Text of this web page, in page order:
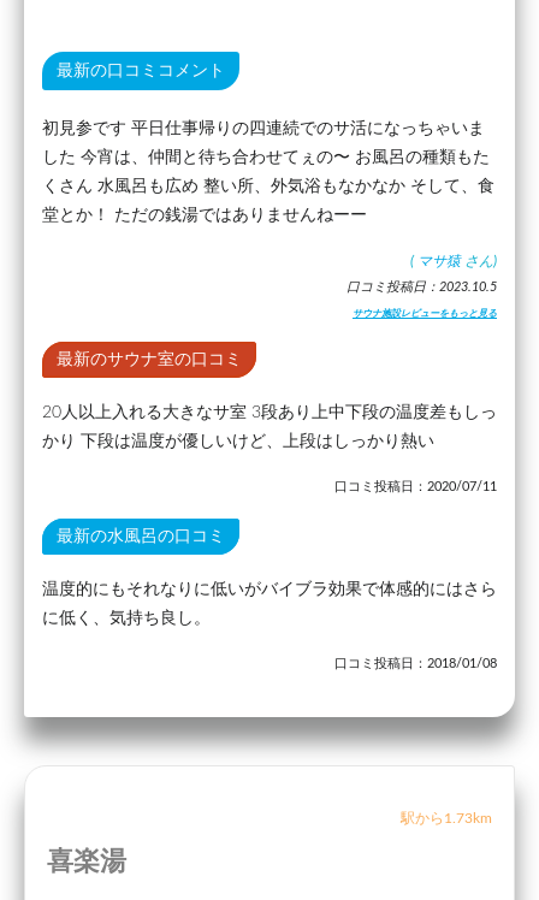
最新の口コミコメント
初見参です 平日仕事帰りの四連続でのサ活になっちゃいま
した 今宵は、仲間と待ち合わせてぇの〜 お風呂の種類もた
くさん 水風呂も広め 整い所、外気浴もなかなか そして、食
堂とか！ ただの銭湯ではありませんねーー
( マサ猿 さん)
口コミ投稿日：2023.10.5
サウナ施設レビューをもっと見る
最新のサウナ室の口コミ
20人以上入れる大きなサ室 3段あり上中下段の温度差もしっ
かり 下段は温度が優しいけど、上段はしっかり熱い
口コミ投稿日：2020/07/11
最新の水風呂の口コミ
温度的にもそれなりに低いがバイブラ効果で体感的にはさら
に低く、気持ち良し。
口コミ投稿日：2018/01/08
駅から1.73km
喜楽湯